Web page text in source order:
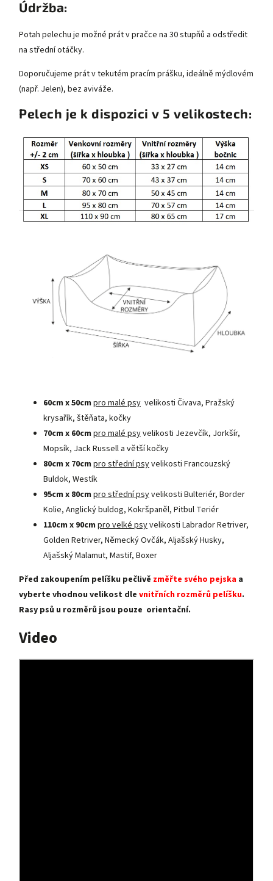
Údržba:
Potah pelechu je možné prát v pračce na 30 stupňů a odstředit
na střední otáčky.
Doporučujeme prát v tekutém pracím prášku, ideálně mýdlovém
(např. Jelen), bez aviváže.
Pelech je k dispozici v 5 velikostech:
60cm x 50cm pro malé psy velikosti Čivava, Pražský
krysařík, štěňata, kočky
70cm x 60cm pro malé psyvelikosti Jezevčík, Jorkšír,
Mopsík, Jack Russell a větší kočky
80cm x 70cm pro střední psyvelikosti Francouzský
Buldok, Westík
95cm x 80cm pro střední psyvelikosti Bulteriér, Border
Kolie, Anglický buldog, Kokršpaněl, Pitbul Teriér
110cm x 90cm pro velké psyvelikosti Labrador Retriver,
Golden Retriver, Německý Ovčák, Aljašský Husky,
Aljašský Malamut, Mastif, Boxer
Před zakoupením pelíšku pečlivě změřte svého pejska a
vyberte vhodnou velikost dle vnitřních rozměrů pelíšku.
Rasy psů u rozměrů jsou pouze orientační.
Video